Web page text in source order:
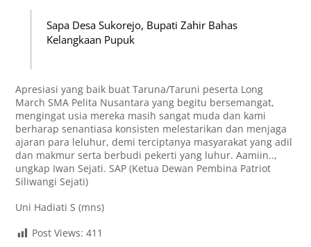
Sapa Desa Sukorejo, Bupati Zahir Bahas
Kelangkaan Pupuk
Apresiasi yang baik buat Taruna/Taruni peserta Long
March SMA Pelita Nusantara yang begitu bersemangat,
mengingat usia mereka masih sangat muda dan kami
berharap senantiasa konsisten melestarikan dan menjaga
ajaran para leluhur, demi terciptanya masyarakat yang adil
dan makmur serta berbudi pekerti yang luhur. Aamiin..,
ungkap Iwan Sejati. SAP (Ketua Dewan Pembina Patriot
Siliwangi Sejati)
Uni Hadiati S (mns)
Post Views: 411